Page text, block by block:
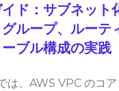
ド：サブネット
ループ、ルーテ
ーブル構成の実践
は、AWS VPC のコア